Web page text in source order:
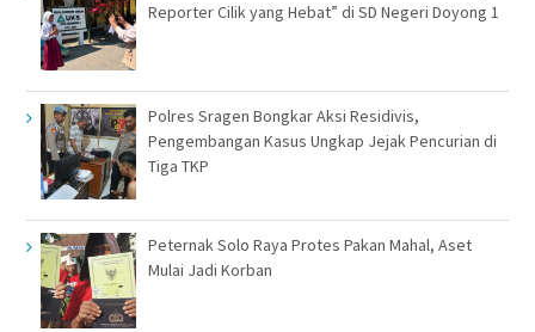
Reporter Cilik yang Hebat” di SD Negeri Doyong 1
Polres Sragen Bongkar Aksi Residivis,
Pengembangan Kasus Ungkap Jejak Pencurian di
Tiga TKP
Peternak Solo Raya Protes Pakan Mahal, Aset
Mulai Jadi Korban